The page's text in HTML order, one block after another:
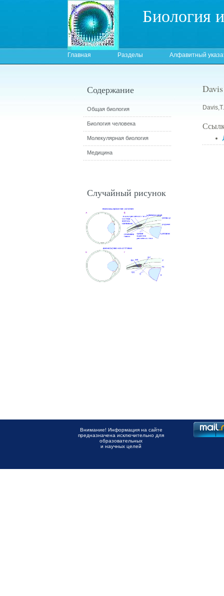
Биология
Главная Разделы Алфавитный
Содержание
Общая биология
Биология человека
Молекулярная биология
Медицина
Случайный рисунок
Внимание! Информация на сайте
предназначена исключительно для
образовательных
и научных целей